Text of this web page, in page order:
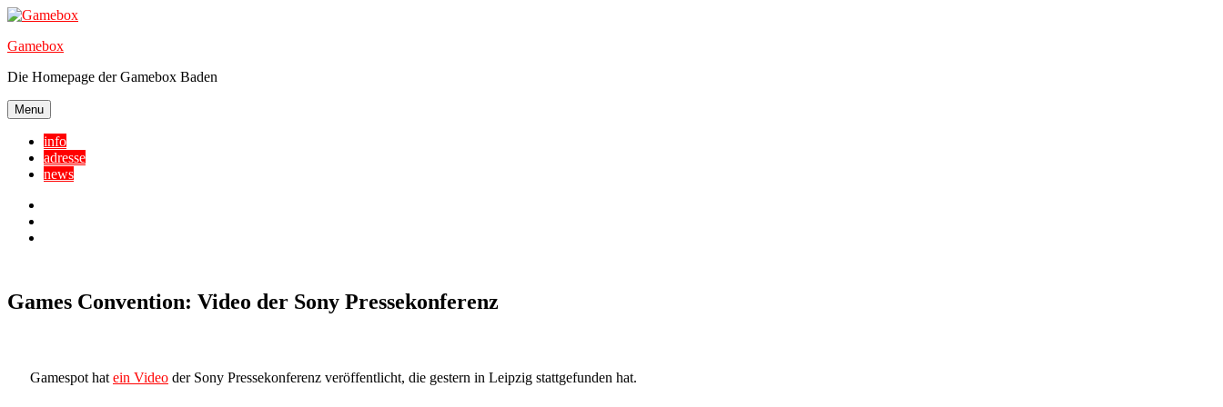
Skip
content
Gamebox
Die Homepage der Gamebox Baden
Menu
info
adresse
news
Games Convention: Video der Sony Pressekonferenz
Gamespot hat ein Video der Sony Pressekonferenz veröffentlicht, die gestern in Leipzig stattgefunden hat.